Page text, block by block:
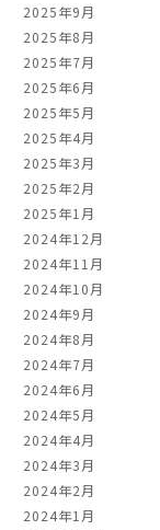
2025年9月
2025年8月
2025年7月
2025年6月
2025年5月
2025年4月
2025年3月
2025年2月
2025年1月
2024年12月
2024年11月
2024年10月
2024年9月
2024年8月
2024年7月
2024年6月
2024年5月
2024年4月
2024年3月
2024年2月
2024年1月